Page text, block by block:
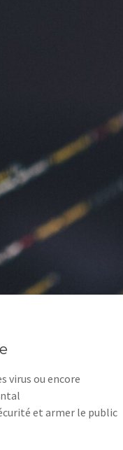
virus ou encore
et armer le public